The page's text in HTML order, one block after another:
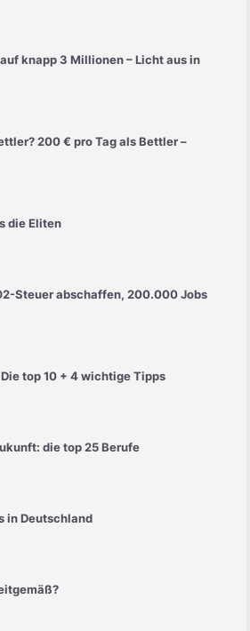
knapp 3 Millionen – Licht aus in
200 € pro Tag als Bettler –
die Eliten
Steuer abschaffen, 200.000 Jobs
top 10 + 4 wichtige Tipps
die top 25 Berufe
in Deutschland